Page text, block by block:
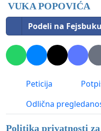
VUKA POPOVIĆA
Podeli na Fejsbuku
Peticija
Odlična
Politika privatnosti